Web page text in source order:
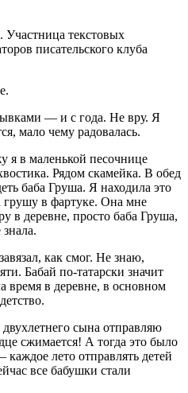
Участница текстовых
писательского клуба
— и с года. Не вру. Я
мало чему радовалась.
в маленькой песочнице
Рядом скамейка. В обед
баба Груша. Я находила это
грушу в фартуке. Она мне
в деревне, просто баба Груша,
как смог. Не знаю,
Бабай по-татарски значит
время в деревне, в основном
двухлетнего сына отправляю
сжимается! А тогда это было
лето отправлять детей
все бабушки стали